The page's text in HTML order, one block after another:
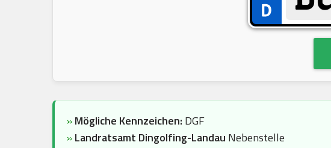
»Mögliche Kennzeichen: DGF
»Landratsamt Dingolfing-Landau Nebenstelle